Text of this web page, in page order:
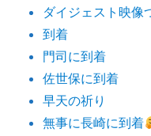
ダイジェスト映
到着
門司に到着
佐世保に到着
早天の祈り
無事に長崎に到着